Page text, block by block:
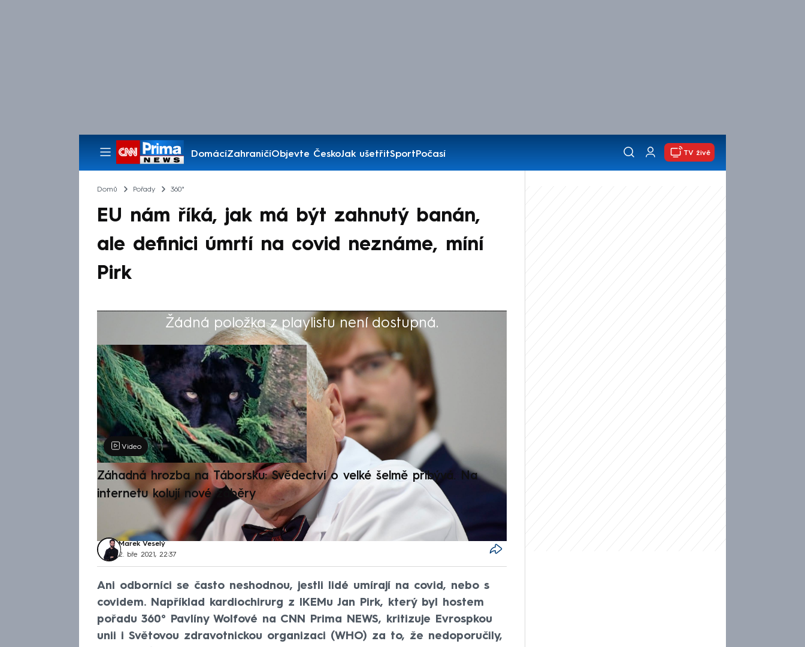
DomácíZahraničíObjevte ČeskoJak ušetřitSportPočasí
Pořady
TV živě
Domů Pořady 360°
EU nám říká, jak má být zahnutý banán,
ale definici úmrtí na covid neznáme, míní
Pirk
Žádná položka z playlistu není dostupná.
Výběr redakce
Video
Záhadná hrozba na Táborsku: Svědectví o velké šelmě přibývá. Na
internetu kolují nové záběry
Marek Veselý
2. bře 2021, 22:37
Ani odborníci se často neshodnou, jestli lidé umírají na covid, nebo s
covidem. Například kardiochirurg z IKEMu Jan Pirk, který byl hostem
pořadu 360° Pavlíny Wolfové na CNN Prima NEWS, kritizuje Evrospkou
unii i Světovou zdravotnickou organizaci (WHO) za to, že nedoporučily,